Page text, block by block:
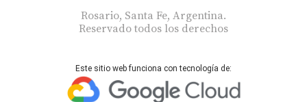
Rosario, Santa Fe, Argentina.
Reservado todos los derechos
Este sitio web funciona con tecnología de: